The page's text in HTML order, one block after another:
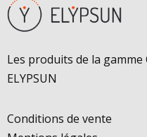
Les produits de la gamme
ELYPSUN
Conditions de vente